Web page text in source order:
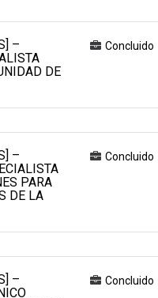
–
DE
Concluido
–
PARA
DE LA
Concluido
–
Concluido